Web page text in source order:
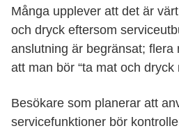
Många upplever att det är
och dryck eftersom
anslutning är begränsat; flera
att man bör “ta mat och dryck
Besökare som planerar att
servicefunktioner bör